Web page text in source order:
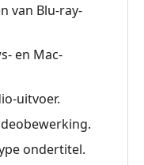
van Blu-ray-
en Mac-
uitvoer.
ondertitel.